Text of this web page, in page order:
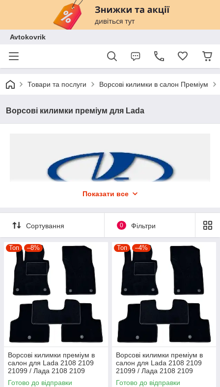
Avtokovrik
Товари та послуги Ворсові килимки в салон Преміум
Ворсові килимки преміум для Lada
Показати все
Сортування 0 Фільтри
Топ –8%
Ворсові килимки преміум в
салон для Lada 2108 2109
21099 / Лада 2108 2109
21099 килимки
Готово до відправки
Топ –4%
Ворсові килимки преміум в
салон для Lada 2108 2109
21099 / Лада 2108 2109
21099 килимки
Готово до відправки